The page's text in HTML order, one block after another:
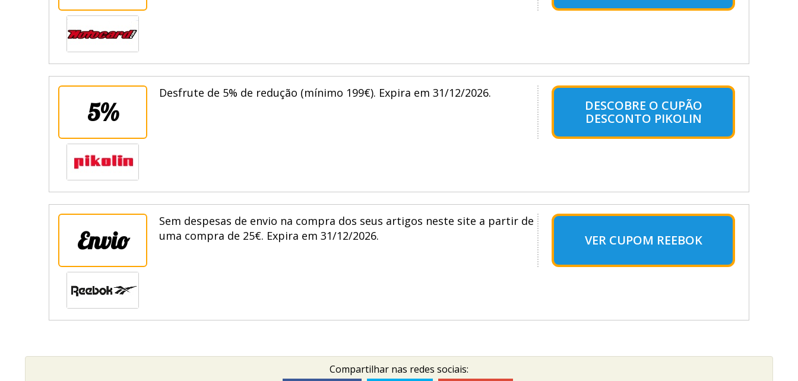
5%
Desfrute de 5% de redução (mínimo 199€). Expira em 31/12/2026.
DESCOBRE O CUPÃO
DESCONTO PIKOLIN
Envio
Sem despesas de envio na compra dos seus artigos neste site a partir de
uma compra de 25€. Expira em 31/12/2026.
VER CUPOM REEBOK
Compartilhar nas redes sociais: